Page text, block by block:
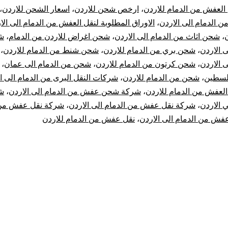
العفش من الدمام للاردن، ارخص شحن للاردن، اسعار الشحن للاردن،
الدمام الى الاردن، الاوراق المطلوبة لنقل العفش من الدمام الى
، شحن اثاث من الدمام الى الاردن، شحن اغراض للاردن من الدمام،
الاردن، شحن بري من الدمام للاردن، شحن شنط من الدمام للاردن،
الاردن، شحن كرتون من الدمام للاردن، شحن من الدمام الى عمان،
، شحن من الدمام للاردن، شركات النقل البرى من الدمام الى
من الدمام للاردن، شركة شحن عفش من الدمام الى الاردن،
الاردن، شركة نقل عفش من الدمام الى الاردن، شركة نقل عفش من
من الدمام الى الاردن، نقل عفش من الدمام للاردن